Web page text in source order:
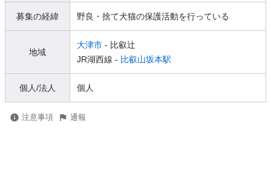
募集の経緯 野良・捨て犬猫の保護活動を行っている
地域
大津市 - 比叡辻
JR湖西線 - 比叡山坂本駅
個人/法人 個人
注意事項 通報